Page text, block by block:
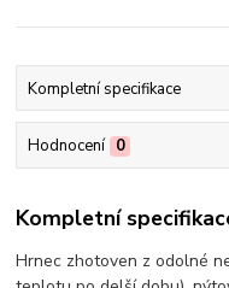
Kompletní specifikace
Hodnocení 0
Kompletní
Hrnec zhotoven z odolné